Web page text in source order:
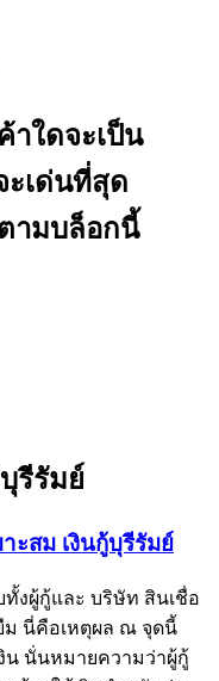
าใดจะเป็น
ะเด่นที่สุด
ามบล็อกนี้
รีรัมย์
ะสม เงินกู้บุรีรัมย์
งผู้กู้และ บริษัท สินเชื่อ
ม นี่คือเหตุผล ณ จุดนี้
น นั่นหมายความว่าผู้กู้